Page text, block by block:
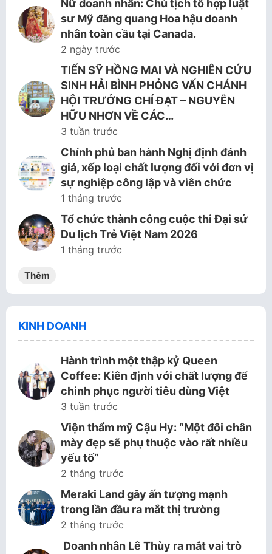
Nữ doanh nhân: Chủ tịch tổ hợp luật
sư Mỹ đăng quang Hoa hậu doanh
nhân toàn cầu tại Canada.
2 ngày trước
TIẾN SỸ HỒNG MAI VÀ NGHIÊN CỨU
SINH HẢI BÌNH PHỎNG VẤN CHÁNH
HỘI TRƯỞNG CHÍ ĐẠT – NGUYỄN
HỮU NHƠN VỀ CÁC…
3 tuần trước
Chính phủ ban hành Nghị định đánh
giá, xếp loại chất lượng đối với đơn vị
sự nghiệp công lập và viên chức
1 tháng trước
Tổ chức thành công cuộc thi Đại sứ
Du lịch Trẻ Việt Nam 2026
1 tháng trước
Thêm
KINH DOANH
Hành trình một thập kỷ Queen
Coffee: Kiên định với chất lượng để
chinh phục người tiêu dùng Việt
3 tuần trước
Viện thẩm mỹ Cậu Hy: “Một đôi chân
mày đẹp sẽ phụ thuộc vào rất nhiều
yếu tố”
2 tháng trước
Meraki Land gây ấn tượng mạnh
trong lần đầu ra mắt thị trường
2 tháng trước
Doanh nhân Lê Thùy ra mắt vai trò